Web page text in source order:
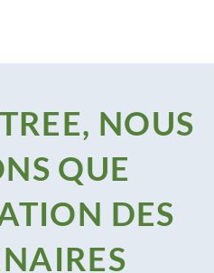
NOUS
QUE
DES